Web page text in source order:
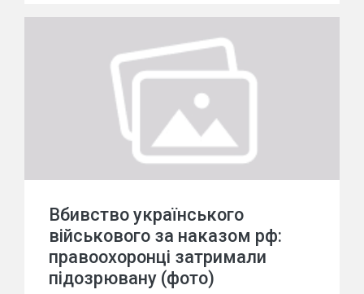
Вбивство українського
військового за наказом рф:
правоохоронці затримали
підозрювану (фото)